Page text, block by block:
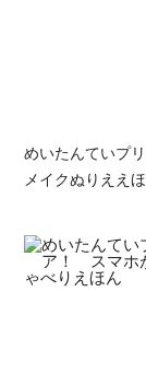
めいたんていプ
メイクぬりええ